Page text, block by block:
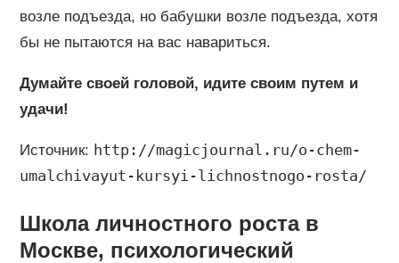
возле подъезда, но бабушки возле подъезда, хотя
бы не пытаются на вас навариться.
Думайте своей головой, идите своим путем и
удачи!
Источник: http://magicjournal.ru/o-chem-
umalchivayut-kursyi-lichnostnogo-rosta/
Школа личностного роста в
Москве, психологический